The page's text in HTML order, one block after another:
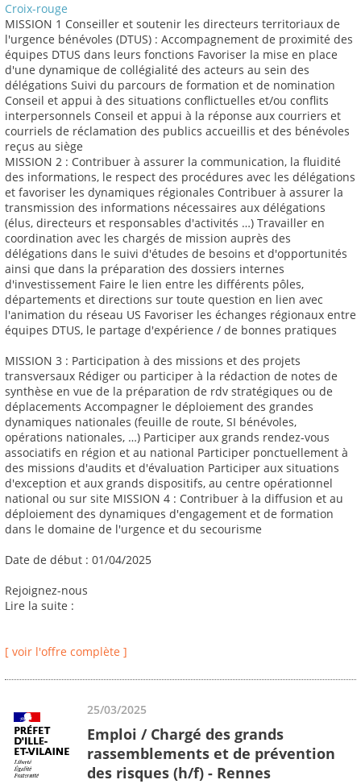
Croix-rouge
MISSION 1 Conseiller et soutenir les directeurs territoriaux de
l'urgence bénévoles (DTUS) : Accompagnement de proximité des
équipes DTUS dans leurs fonctions Favoriser la mise en place
d'une dynamique de collégialité des acteurs au sein des
délégations Suivi du parcours de formation et de nomination
Conseil et appui à des situations conflictuelles et/ou conflits
interpersonnels Conseil et appui à la réponse aux courriers et
courriels de réclamation des publics accueillis et des bénévoles
reçus au siège
MISSION 2 : Contribuer à assurer la communication, la fluidité
des informations, le respect des procédures avec les délégations
et favoriser les dynamiques régionales Contribuer à assurer la
transmission des informations nécessaires aux délégations
(élus, directeurs et responsables d'activités …) Travailler en
coordination avec les chargés de mission auprès des
délégations dans le suivi d'études de besoins et d'opportunités
ainsi que dans la préparation des dossiers internes
d'investissement Faire le lien entre les différents pôles,
départements et directions sur toute question en lien avec
l'animation du réseau US Favoriser les échanges régionaux entre
équipes DTUS, le partage d'expérience / de bonnes pratiques
MISSION 3 : Participation à des missions et des projets
transversaux Rédiger ou participer à la rédaction de notes de
synthèse en vue de la préparation de rdv stratégiques ou de
déplacements Accompagner le déploiement des grandes
dynamiques nationales (feuille de route, SI bénévoles,
opérations nationales, …) Participer aux grands rendez-vous
associatifs en région et au national Participer ponctuellement à
des missions d'audits et d'évaluation Participer aux situations
d'exception et aux grands dispositifs, au centre opérationnel
national ou sur site MISSION 4 : Contribuer à la diffusion et au
déploiement des dynamiques d'engagement et de formation
dans le domaine de l'urgence et du secourisme
Date de début : 01/04/2025
Rejoignez-nous
Lire la suite :
[ voir l'offre complète ]
25/03/2025
Emploi / Chargé des grands
rassemblements et de prévention
des risques (h/f) - Rennes